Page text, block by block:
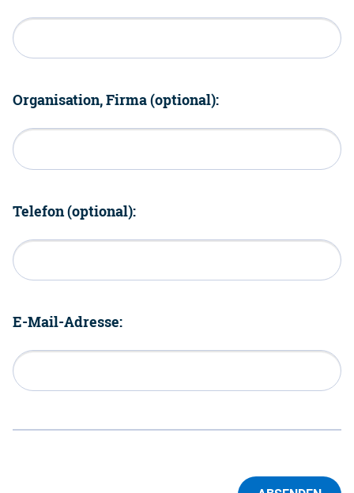
Organisation, Firma (optional):
Telefon (optional):
E-Mail-Adresse: